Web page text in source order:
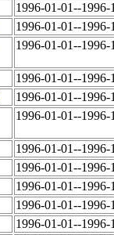
1996-01-01--
1996-01-01--
1996-01-01--
1996-01-01--
1996-01-01--
1996-01-01--
1996-01-01--
1996-01-01--
1996-01-01--
1996-01-01--
1996-01-01--